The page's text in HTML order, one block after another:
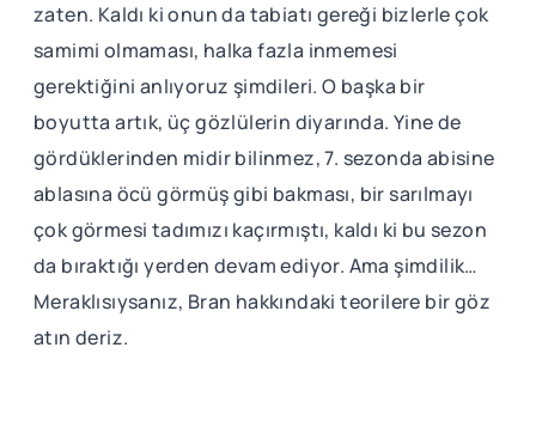
zaten. Kaldı ki onun da tabiatı gereği bizlerle çok
samimi olmaması, halka fazla inmemesi
gerektiğini anlıyoruz şimdileri. O başka bir
boyutta artık, üç gözlülerin diyarında. Yine de
gördüklerinden midir bilinmez, 7. sezonda abisine
ablasına öcü görmüş gibi bakması, bir sarılmayı
çok görmesi tadımızı kaçırmıştı, kaldı ki bu sezon
da bıraktığı yerden devam ediyor. Ama şimdilik…
Meraklısıysanız, Bran hakkındaki teorilere bir göz
atın deriz.